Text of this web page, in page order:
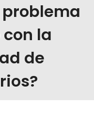
la
de